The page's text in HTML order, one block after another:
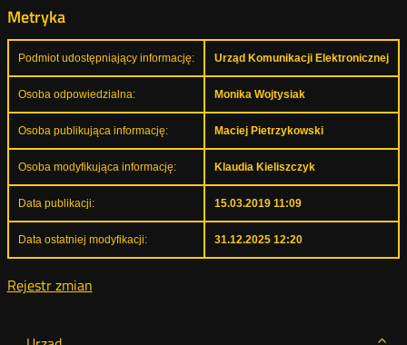
Metryka
Podmiot udostępniający informację: Urząd Komunikacji Elektronicznej
Osoba odpowiedzialna: Monika Wojtysiak
Osoba publikująca informację: Maciej Pietrzykowski
Osoba modyfikująca informację: Klaudia Kieliszczyk
Data publikacji: 15.03.2019 11:09
Data ostatniej modyfikacji: 31.12.2025 12:20
Rejestr zmian